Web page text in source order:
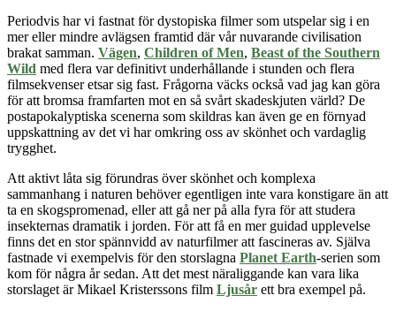
Periodvis har vi fastnat för dystopiska filmer som utspelar sig i en
mer eller mindre avlägsen framtid där vår nuvarande civilisation
brakat samman. Vägen, Children of Men, Beast of the Southern
Wild med flera var definitivt underhållande i stunden och flera
filmsekvenser etsar sig fast. Frågorna väcks också vad jag kan göra
för att bromsa framfarten mot en så svårt skadeskjuten värld? De
postapokalyptiska scenerna som skildras kan även ge en förnyad
uppskattning av det vi har omkring oss av skönhet och vardaglig
trygghet.
Att aktivt låta sig förundras över skönhet och komplexa
sammanhang i naturen behöver egentligen inte vara konstigare än att
ta en skogspromenad, eller att gå ner på alla fyra för att studera
insekternas dramatik i jorden. För att få en mer guidad upplevelse
finns det en stor spännvidd av naturfilmer att fascineras av. Själva
fastnade vi exempelvis för den storslagna Planet Earth-serien som
kom för några år sedan. Att det mest näraliggande kan vara lika
storslaget är Mikael Kristerssons film Ljusår ett bra exempel på.